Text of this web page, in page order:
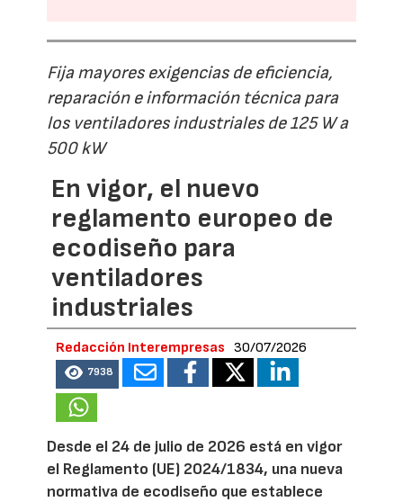
Fija mayores exigencias de eficiencia,
reparación e información técnica para
los ventiladores industriales de 125 W a
500 kW
En vigor, el nuevo
reglamento europeo de
ecodiseño para
ventiladores
industriales
Redacción Interempresas 30/07/2026
7938
Desde el 24 de julio de 2026 está en vigor
el Reglamento (UE) 2024/1834, una nueva
normativa de ecodiseño que establece